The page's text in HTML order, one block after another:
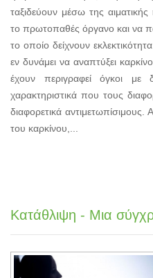
ταξιδεύουν μέσω της
το πρωτοπαθές όργανο και να
το οποίο δείχνουν
εν δυνάμει να αναπτύξει
έχουν περιγραφεί όγκοι με
χαρακτηριστικά που τους
διαφορετικά
του καρκίνου,...
Κατάθλιψη - Μια